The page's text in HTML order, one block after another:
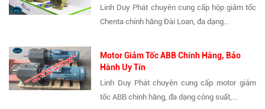
Linh Duy Phát chuyên cung cấp hộp giảm tốc
Chenta chính hãng Đài Loan, đa dạng...
Motor Giảm Tốc ABB Chính Hãng, Bảo
Hành Uy Tín
Linh Duy Phát chuyên cung cấp motor giảm
tốc ABB chính hãng, đa dạng công suất,...